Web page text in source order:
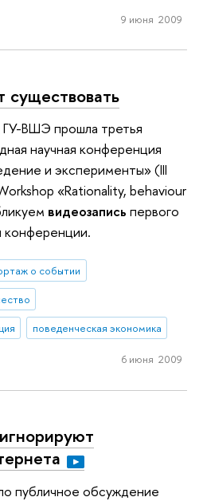
9 июня 2009
существовать
ВШЭ прошла третья
научная конференция
и эксперименты» (III
«Rationality, behaviour
видеозапись первого
конференции.
о событии
поведенческая экономика
6 июня 2009
публичное обсуждение